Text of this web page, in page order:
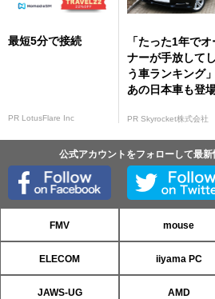
最短5分で接続
PR LotusFlare Inc
「たった1年でオ
ナーが手放して
う車ランキング」
あの日本車も登
PR Skyrocket株式会社
公式アカウントをフォローして最
FMV mouse
ELECOM iiyama PC
JAWS-UG AMD